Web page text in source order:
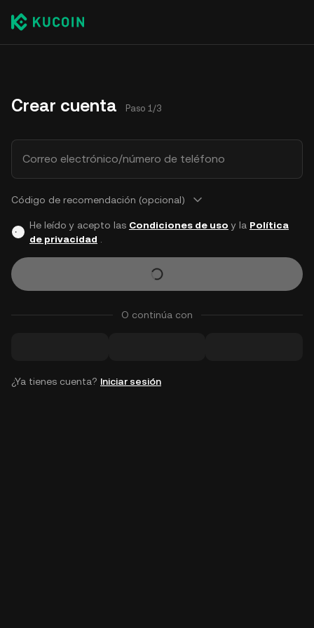
Crear cuenta Paso 1/3
Correo electrónico/número de teléfono
Código de recomendación (opcional)
He leído y acepto las Condiciones de uso y la Política
de privacidad
O continúa con
¿Ya tienes cuenta? Iniciar sesión